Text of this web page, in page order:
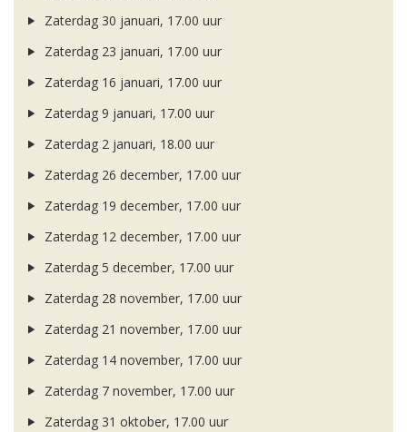
Zaterdag 30 januari, 17.00 uur
Zaterdag 23 januari, 17.00 uur
Zaterdag 16 januari, 17.00 uur
Zaterdag 9 januari, 17.00 uur
Zaterdag 2 januari, 18.00 uur
Zaterdag 26 december, 17.00 uur
Zaterdag 19 december, 17.00 uur
Zaterdag 12 december, 17.00 uur
Zaterdag 5 december, 17.00 uur
Zaterdag 28 november, 17.00 uur
Zaterdag 21 november, 17.00 uur
Zaterdag 14 november, 17.00 uur
Zaterdag 7 november, 17.00 uur
Zaterdag 31 oktober, 17.00 uur